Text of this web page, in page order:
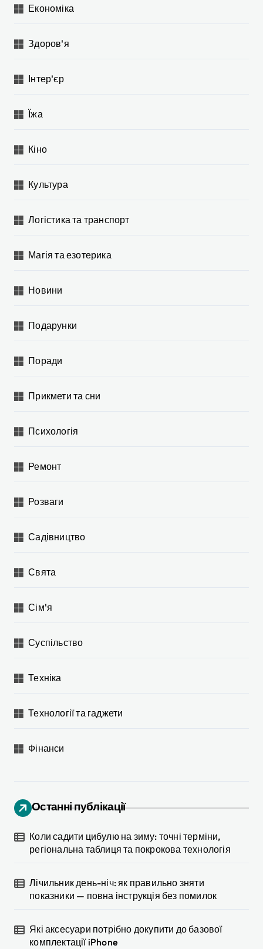
Економіка
Здоров'я
Інтер'єр
Їжа
Кіно
Культура
Логістика та транспорт
Магія та езотерика
Новини
Подарунки
Поради
Прикмети та сни
Психологія
Ремонт
Розваги
Садівництво
Свята
Сім'я
Суспільство
Техніка
Технології та гаджети
Фінанси
Останні публікації
Коли садити цибулю на зиму: точні терміни,
регіональна таблиця та покрокова технологія
Лічильник день-ніч: як правильно зняти
показники — повна інструкція без помилок
Які аксесуари потрібно докупити до базової
комплектації iPhone